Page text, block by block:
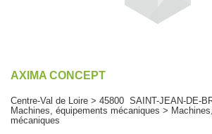
AXIMA CONCEPT
Centre-Val de Loire > 45800 SAINT-JEAN-DE-
Machines, équipements mécaniques >
mécaniques